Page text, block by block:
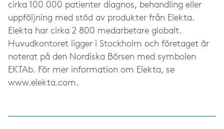
cirka 100 000 patienter diagnos, behandling eller
uppföljning med stöd av produkter från Elekta.
Elekta har cirka 2 800 medarbetare globalt.
Huvudkontoret ligger i Stockholm och företaget är
noterat på den Nordiska Börsen med symbolen
EKTAb. För mer information om Elekta, se
www.elekta.com.